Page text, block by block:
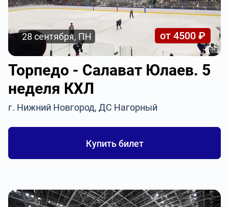
28 сентября, ПН от 4500 ₽
Торпедо - Салават Юлаев. 5
неделя КХЛ
г. Нижний Новгород, ДС Нагорный
Купить билет